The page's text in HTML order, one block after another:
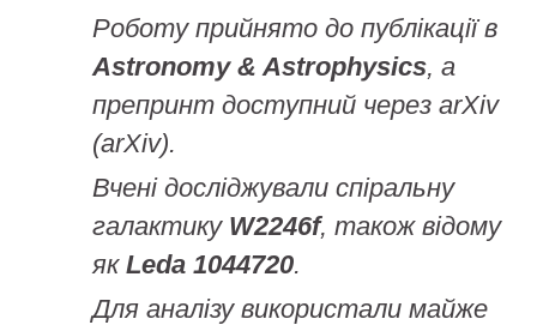
Роботу прийнято до публікації в
Astronomy & Astrophysics, а
препринт доступний через arXiv
(arXiv).
Вчені досліджували спіральну
галактику W2246f, також відому
якLeda 1044720.
Для аналізу використали майже